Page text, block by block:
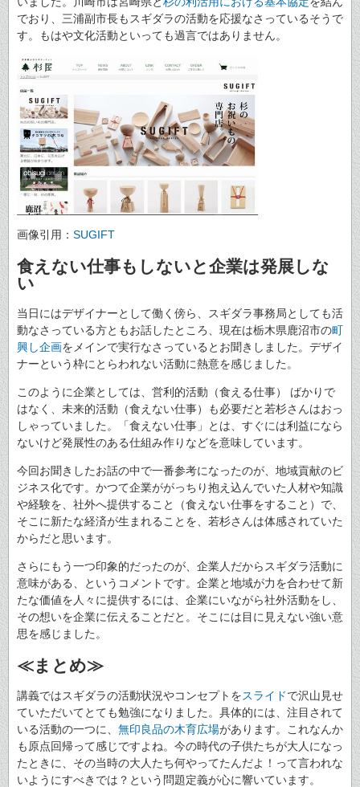
でおり、三浦副市長もスギダラの活動を応援なさっているそうで
す。もはや文化活動といっても過言ではありません。
画像引用： SUGIFT
食えない仕事もしないと企業は発展しな
い
当日にはデザイナーとして働く傍ら、スギダラ事務局としても活
動なさっている方ともお話したところ、現在は栃木県鹿沼市の町
興し企画をメインで実行なさっているとお聞きしました。デザイ
ナーという枠にとらわれない活動に熱意を感じました。
このように企業としては、営利的活動（食える仕事） ばかりで
はなく、未来的活動（食えない仕事）も必要だと若杉さんはおっ
しゃっていました。「食えない仕事」とは、すぐには利益になら
ないけど発展性のある仕組み作りなどを意味しています。
今回お聞きしたお話の中で一番参考になったのが、地域貢献のビ
ジネス化です。かつて企業ががっちり抱え込んでいた人材や知識
や経験を、社外へ提供すること（食えない仕事をすること）で、
そこに新たな経済が生まれることを、若杉さんは体感されていた
からだと思います。
さらにもう一つ印象的だったのが、企業人だからスギダラ活動に
意味がある、というコメントです。企業と地域が力を合わせて新
たな価値を人々に提供するには、企業にいながら社外活動をし、
その想いを企業に伝えることだと。そこには目に見えない強い意
思を感じました。
≪まとめ≫
講義ではスギダラの活動状況やコンセプトをスライドで沢山見せ
ていただいてとても勉強になりました。具体的には、注目されて
いる活動の一つに、 無印良品の木育広場があります。これなんか
も原点回帰って感じですよね。今の時代の子供たちが大人になっ
たときに、その当時の大人たち何やってたんだよ！って言われな
いようにすべきでは？という問題定義が心に響いています。